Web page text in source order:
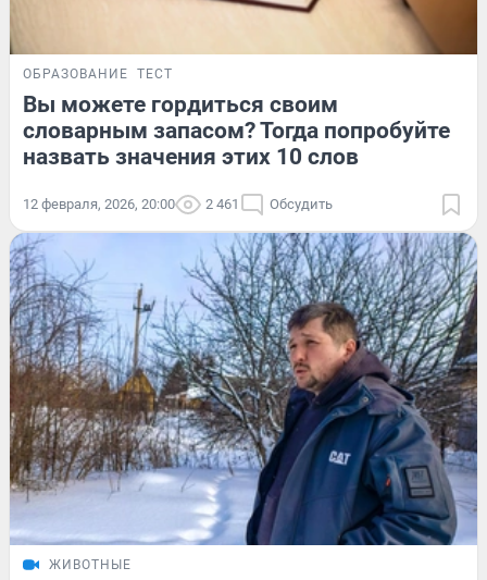
ОБРАЗОВАНИЕ ТЕСТ
Вы можете гордиться своим
словарным запасом? Тогда попробуйте
назвать значения этих 10 слов
12 февраля, 2026, 20:00 2 461 Обсудить
ЖИВОТНЫЕ